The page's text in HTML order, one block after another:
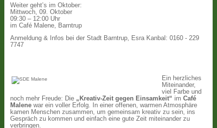
Weiter geht’s im Oktober:
Mittwoch, 09. Oktober
09:30 – 12:00 Uhr
im Café Malene, Barntrup
Anmeldung & Infos bei der Stadt Barntrup, Esra Kanbal: 0160 - 229
7747
Ein herzliches
Miteinander,
viel Farbe und
noch mehr Freude: Die „Kreativ-Zeit gegen Einsamkeit“ imCafé
Malene war ein voller Erfolg. In einer offenen, warmen Atmosphäre
kamen Menschen zusammen, um gemeinsam kreativ zu sein, ins
Gespräch zu kommen und einfach eine gute Zeit miteinander zu
verbringen.